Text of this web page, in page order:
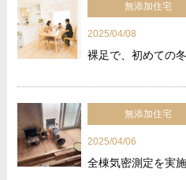
無添加住宅
2025/04/08
裸足で、初めての
無添加住宅
2025/04/06
全棟気密測定を実